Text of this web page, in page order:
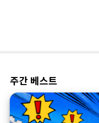
주간 베스트